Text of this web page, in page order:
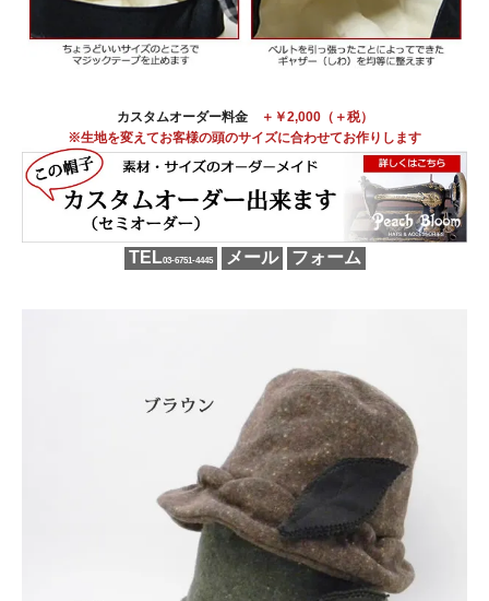
カスタムオーダー料金
＋￥2,000（＋税）
※生地を変えてお客様の頭のサイズに合わせてお作りします
TEL03-6751-4445 メール フォーム